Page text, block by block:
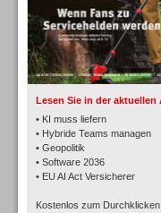
Lesen Sie in der aktuellen
• KI muss liefern
• Hybride Teams managen
• Geopolitik
• Software 2036
• EU AI Act Versicherer
Kostenlos zum Durchklicken:
TK- und ACD-Systeme
Workforce-Management